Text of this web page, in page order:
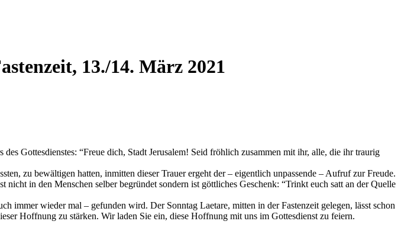
13./14. März 2021
Gottesdienstes: “Freue dich, Stadt Jerusalem! Seid fröhlich zusammen mit ihr, alle, die ihr traurig
zu bewältigen hatten, inmitten dieser Trauer ergeht der – eigentlich unpassende – Aufruf zur Freude.
in den Menschen selber begründet sondern ist göttliches Geschenk: “Trinkt euch satt an der Quelle
immer wieder mal – gefunden wird. Der Sonntag Laetare, mitten in der Fastenzeit gelegen, lässt schon
Hoffnung zu stärken. Wir laden Sie ein, diese Hoffnung mit uns im Gottesdienst zu feiern.